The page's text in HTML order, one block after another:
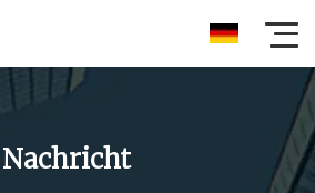
Nachricht